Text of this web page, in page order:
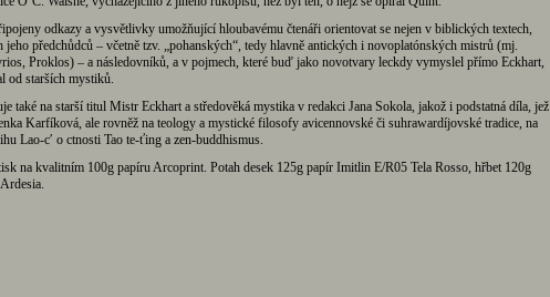
odkazy a vysvětlivky umožňující hloubavému čtenáři orientovat se nejen v biblických textech,
předchůdců – včetně tzv. „pohanských“, tedy hlavně antických i novoplatónských mistrů (mj.
Proklos) – a následovníků, a v pojmech, které buď jako novotvary leckdy vymyslel přímo Eckhart,
od starších mystiků.
také na starší titul Mistr Eckhart a středověká mystika v redakci Jana Sokola, jakož i podstatná díla, jež
Karfíková, ale rovněž na teology a mystické filosofy avicennovské či suhrawardíjovské tradice, na
Lao-c′ o ctnosti Tao te-ťing a zen-buddhismus.
na kvalitním 100g papíru Arcoprint. Potah desek 125g papír Imitlin E/R05 Tela Rosso, hřbet 120g